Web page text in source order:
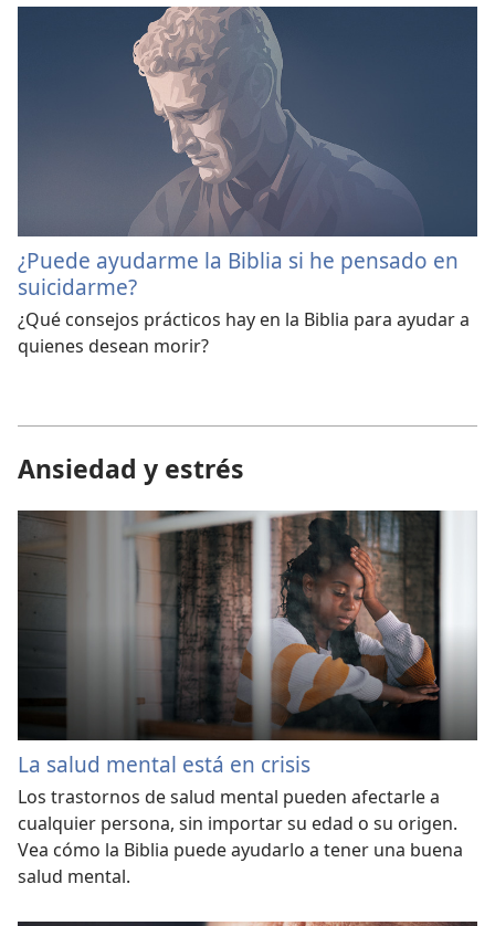
¿Puede ayudarme la Biblia si he pensado en
suicidarme?
¿Qué consejos prácticos hay en la Biblia para ayudar a
quienes desean morir?
Ansiedad y estrés
La salud mental está en crisis
Los trastornos de salud mental pueden afectarle a
cualquier persona, sin importar su edad o su origen.
Vea cómo la Biblia puede ayudarlo a tener una buena
salud mental.